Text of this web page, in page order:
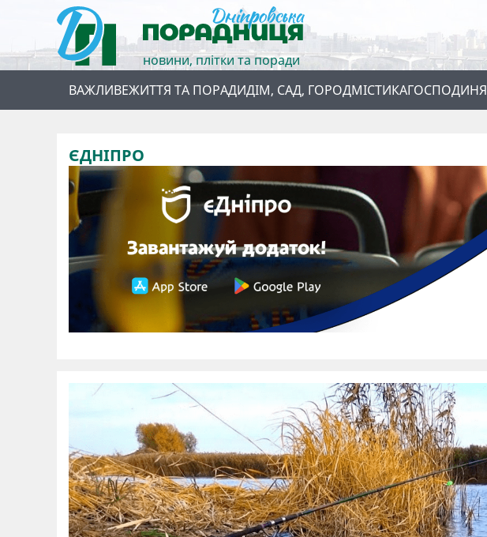
новини, плітки та поради
ВАЖЛИВЕЖИТТЯ ТА ПОРАДИДІМ, САД, ГОРОДМІСТИКАГОСПОДИНЯ
ЄДНІПРО